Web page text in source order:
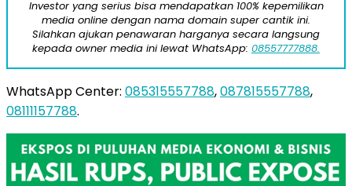
Investor yang serius bisa mendapatkan 100% kepemilikan
media online dengan nama domain super cantik ini.
Silahkan ajukan penawaran harganya secara langsung
kepada owner media ini lewat WhatsApp: 08557777888.
WhatsApp Center: 085315557788,087815557788,
08111157788.